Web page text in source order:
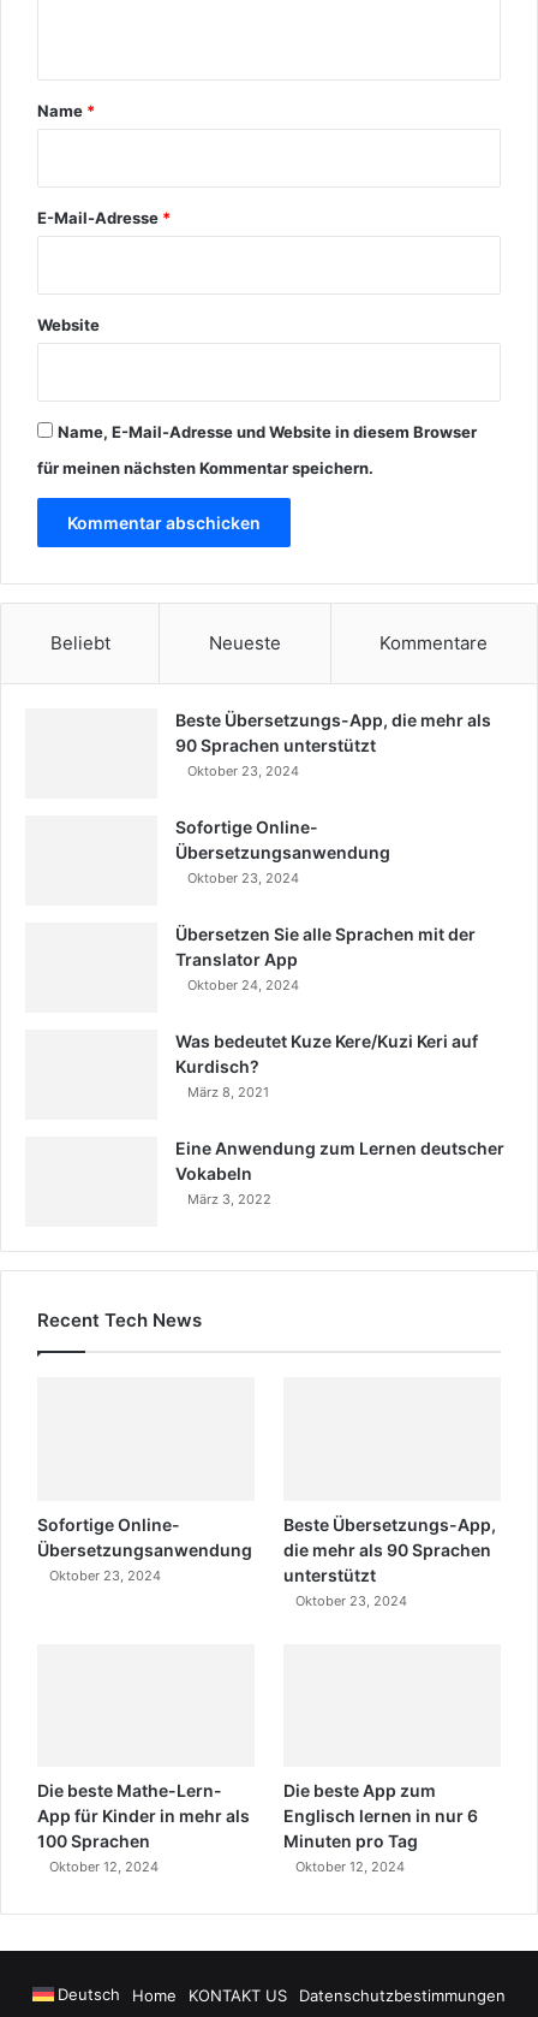
rName *
E-Mail-Adresse *
Website
Name, E-Mail-Adresse und Website in diesem Browser
für meinen nächsten Kommentar speichern.
Beliebt Neueste Kommentare
Beste Übersetzungs-App, die mehr als
90 Sprachen unterstützt
Oktober 23, 2024
Sofortige Online-
Übersetzungsanwendung
Oktober 23, 2024
Übersetzen Sie alle Sprachen mit der
Translator App
Oktober 24, 2024
Was bedeutet Kuze Kere/Kuzi Keri auf
Kurdisch?
März 8, 2021
Eine Anwendung zum Lernen deutscher
Vokabeln
März 3, 2022
Recent Tech News
Sofortige Online-
Übersetzungsanwendung
Oktober 23, 2024
Beste Übersetzungs-App,
die mehr als 90 Sprachen
unterstützt
Oktober 23, 2024
Die beste Mathe-Lern-
App für Kinder in mehr als
100 Sprachen
Oktober 12, 2024
Die beste App zum
Englisch lernen in nur 6
Minuten pro Tag
Oktober 12, 2024
Deutsch Home KONTAKT US Datenschutzbestimmungen